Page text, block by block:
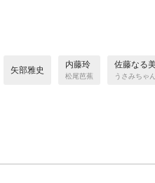
矢部雅史
内藤玲
松尾芭蕉
佐藤なる
うさみちゃん